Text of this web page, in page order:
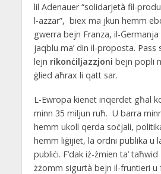
lil Adenauer “solidarjetà fil-
l-azzar”, biex ma jkun hemm
gwerra bejn Franza, il-
jaqblu ma’ din il-proposta. Pass
lejn rikonċiljazzjoni bejn popli
ġlied aħrax li qatt sar.
L-Ewropa kienet inqerdet għal
minn 35 miljun ruħ. U barra
hemm ukoll qerda soċjali,
hemm liġijiet, la ordni publika u
publiċi. F’dak iż-żmien ta’
żżomm sigurtà bejn il-fruntieri u